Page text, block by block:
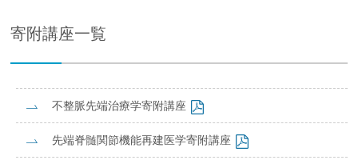
研究
入学案内
社会貢献
寄附講座一覧
不整脈先端治療学寄附講座
先端脊髄関節機能再建医学寄附講座